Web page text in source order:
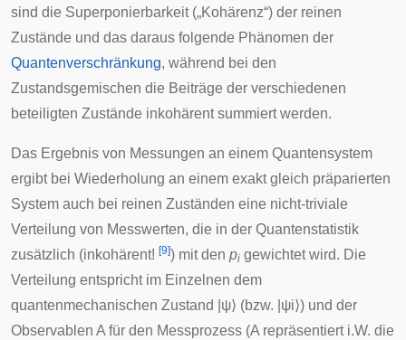
sind die Superponierbarkeit(„Kohärenz“) der reinen
Zustände und das daraus folgende Phänomen der
Quantenverschränkung, während bei den
Zustandsgemischen die Beiträge der verschiedenen
beteiligten Zustände inkohärent summiert werden.
Das Ergebnis von Messungen an einem Quantensystem
ergibt bei Wiederholung an einem exakt gleich präparierten
System auch bei reinen Zuständen eine nicht-triviale
Verteilung von Messwerten, die in der Quantenstatistik
zusätzlich (inkohärent! [9]) mit den pi gewichtet wird. Die
Verteilung entspricht im Einzelnen dem
quantenmechanischen Zustand
ψ⟩ (bzw. ψi⟩) und der
Observablen A für den Messprozess (A repräsentiert i.W. die